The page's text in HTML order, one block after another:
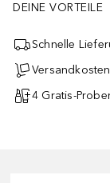
DEINE VORTEILE
Schnelle
4 Gratis-